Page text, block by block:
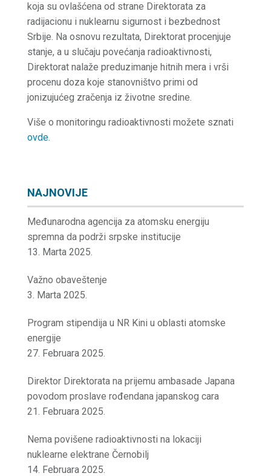
koja su ovlašćena od strane Direktorata za
radijacionu i nuklearnu sigurnost i bezbednost
Srbije. Na osnovu rezultata, Direktorat procenjuje
stanje, a u slučaju povećanja radioaktivnosti,
Direktorat nalaže preduzimanje hitnih mera i vrši
procenu doza koje stanovništvo primi od
jonizujućeg zračenja iz životne sredine.
Više o monitoringu radioaktivnosti možete sznati
ovde.
NAJNOVIJE
Međunarodna agencija za atomsku energiju
spremna da podrži srpske institucije
13. Marta 2025.
Važno obaveštenje
3. Marta 2025.
Program stipendija u NR Kini u oblasti atomske
energije
27. Februara 2025.
Direktor Direktorata na prijemu ambasade Japana
povodom proslave rođendana japanskog cara
21. Februara 2025.
Nema povišene radioaktivnosti na lokaciji
nuklearne elektrane Černobilj
14. Februara 2025.